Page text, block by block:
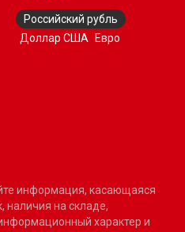
Российский рубль
Доллар США
Евро
информация, касающаяся
наличия на складе,
характер и